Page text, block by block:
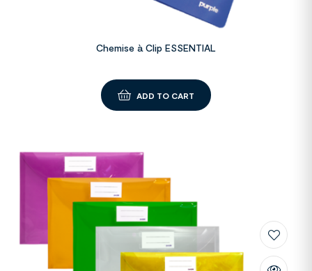
Chemise à Clip ESSENTIAL
ADD TO CART